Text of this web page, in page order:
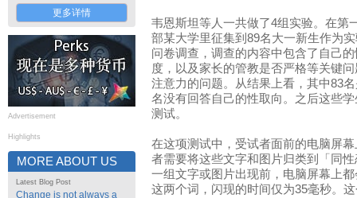
更多详情
Advertisement
Highlights
MORE ABOUT US
Latest Blog Post
Change is not always a
韦恩斯坦等人一共做了4组实验。在第
部某大学里征集到89名大一新生作为
问卷调查，调查的内容中包含了自己
度，以及家长的管教是否严格等关键
注意力的问题。从结果上看，其中83
名没有回答自己的性取向。之后这些
测试。
在这项测试中，受试者面前的电脑屏
者需要将这些文字和图片归类到「同
一组文字或图片出现前，电脑屏幕上
这两个词，闪现的时间仅为35毫秒。